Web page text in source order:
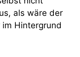
als wäre der
Hintergrund